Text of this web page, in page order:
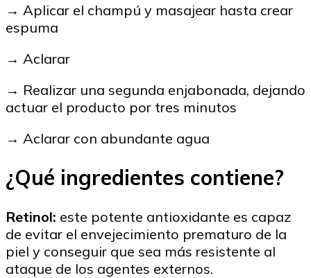
→ Aplicar el champú y masajear hasta crear
espuma
→ Aclarar
→ Realizar una segunda enjabonada, dejando
actuar el producto por tres minutos
→ Aclarar con abundante agua
¿Qué ingredientes contiene?
Retinol: este potente antioxidante es capaz
de evitar el envejecimiento prematuro de la
piel y conseguir que sea más resistente al
ataque de los agentes externos.